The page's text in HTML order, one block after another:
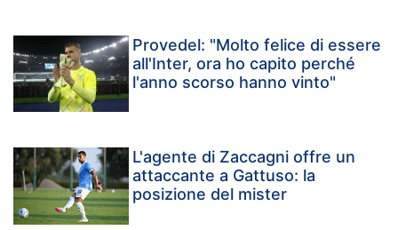
Provedel: "Molto felice di essere
all'Inter, ora ho capito perché
l'anno scorso hanno vinto"
L'agente di Zaccagni offre un
attaccante a Gattuso: la
posizione del mister